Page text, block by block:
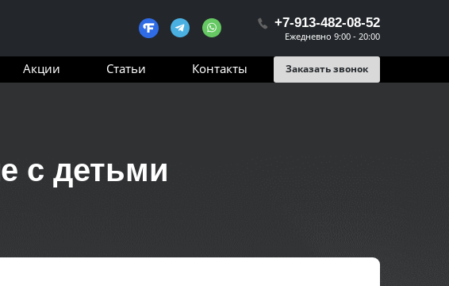
+7-913-482-08-52
Ежедневно 9:00 - 20:00
Акции Статьи Контакты Заказать звонок
с детьми